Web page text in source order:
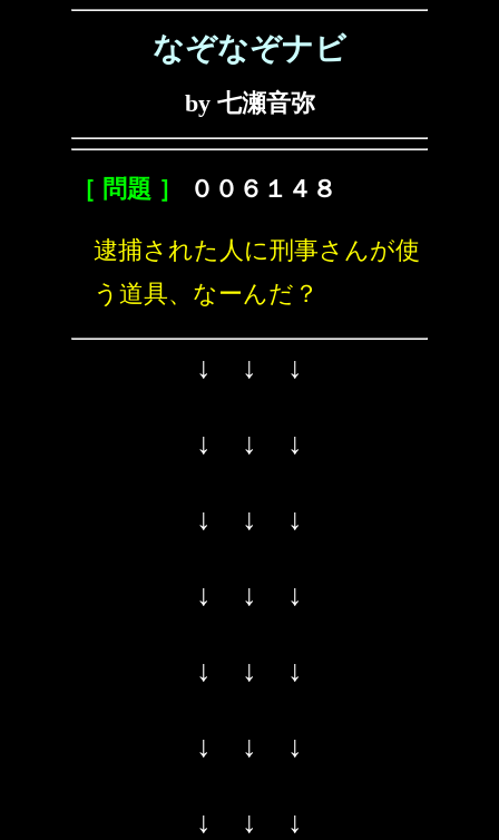
なぞなぞナビ
by 七瀬音弥
［ 問題 ］ ００６１４８
逮捕された人に刑事さんが使
う道具、なーんだ？
↓ ↓ ↓
↓ ↓ ↓
↓ ↓ ↓
↓ ↓ ↓
↓ ↓ ↓
↓ ↓ ↓
↓ ↓ ↓